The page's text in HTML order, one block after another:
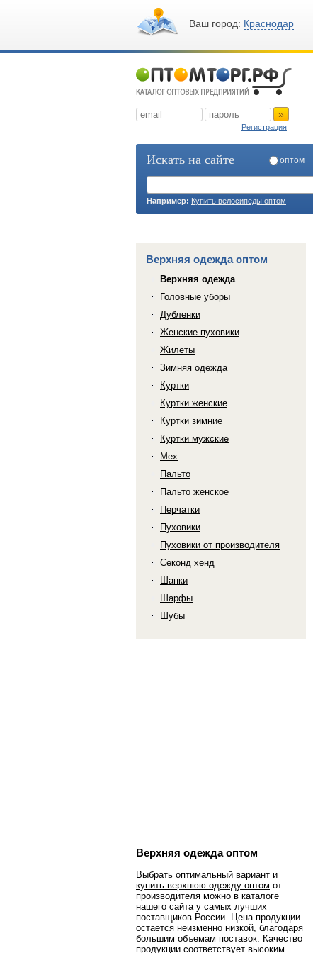
Ваш город: Краснодар
»
Регистрация
Искать на сайте оптом
Например: Купить велосипеды оптом
Верхняя одежда оптом
Верхняя одежда
Головные уборы
Дубленки
Женские пуховики
Жилеты
Зимняя одежда
Куртки
Куртки женские
Куртки зимние
Куртки мужские
Мех
Пальто
Пальто женское
Перчатки
Пуховики
Пуховики от производителя
Секонд хенд
Шапки
Шарфы
Шубы
Верхняя одежда оптом
Выбрать оптимальный вариант и
купить верхнюю одежду оптом от
производителя можно в каталоге
нашего сайта у самых лучших
поставщиков России. Цена продукции
остается неизменно низкой, благодаря
большим объемам поставок. Качество
продукции соответствует высоким